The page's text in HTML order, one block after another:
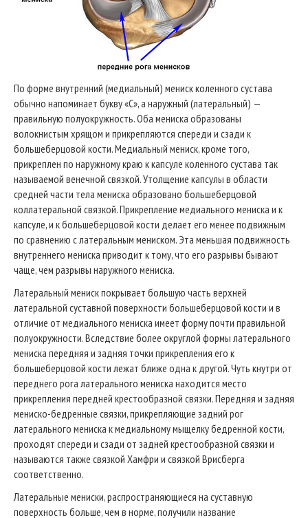
По форме внутренний (медиальный) мениск коленного сустава
обычно напоминает букву «С», а наружный (латеральный) —
правильную полуокружность. Оба мениска образованы
волокнистым хрящом и прикрепляются спереди и сзади к
большеберцовой кости. Медиальный мениск, кроме того,
прикреплен по наружному краю к капсуле коленного сустава так
называемой венечной связкой. Утолщение капсулы в области
средней части тела мениска образовано большеберцовой
коллатеральной связкой. Прикрепление медиального мениска и к
капсуле, и к большеберцовой кости делает его менее подвижным
по сравнению с латеральным мениском. Эта меньшая подвижность
внутреннего мениска приводит к тому, что его разрывы бывают
чаще, чем разрывы наружного мениска.
Латеральный мениск покрывает большую часть верхней
латеральной суставной поверхности большеберцовой кости и в
отличие от медиального мениска имеет форму почти правильной
полуокружности. Вследствие более округлой формы латерального
мениска передняя и задняя точки прикрепления его к
большеберцовой кости лежат ближе одна к другой. Чуть кнутри от
переднего рога латерального мениска находится место
прикрепления передней крестообразной связки. Передняя и задняя
мениско-бедренные связки, прикрепляющие задний рог
латерального мениска к медиальному мыщелку бедренной кости,
проходят спереди и сзади от задней крестообразной связки и
называются также связкой Хамфри и связкой Врисберга
соответственно.
Латеральные мениски, распространяющиеся на суставную
поверхность больше, чем в норме, получили название